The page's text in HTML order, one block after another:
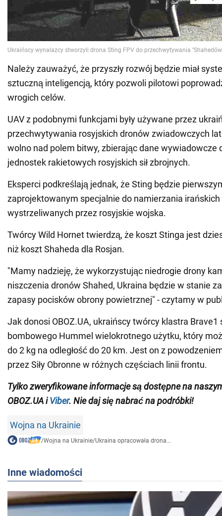
Należy zauważyć, że przyszły rozwój będzie miał
sztuczną inteligencją, który pozwoli pilotowi
wrogich celów.
UAV z podobnymi funkcjami były używane przez
przechwytywania rosyjskich dronów zwiadowczych
wolno nad polem bitwy, zbierając dane wywiadowcze
jednostek rakietowych rosyjskich sił zbrojnych.
Eksperci podkreślają jednak, że Sting będzie
zaprojektowanym specjalnie do namierzania
wystrzeliwanych przez rosyjskie wojska.
Twórcy Wild Hornet twierdzą, że koszt Stinga jest
niż koszt Shaheda dla Rosjan.
"Mamy nadzieję, że wykorzystując niedrogie drony
niszczenia dronów Shahed, Ukraina będzie w stanie
zapasy pocisków obrony powietrznej" - czytamy w
Jak donosi OBOZ.UA, ukraińscy twórcy klastra
bombowego Hummel wielokrotnego użytku, który
do 2 kg na odległość do 20 km. Jest on z
przez Siły Obronne w różnych częściach linii frontu.
Tylko zweryfikowane informacje są dostępne na
OBOZ.UA iViber. Nie daj się nabrać na podróbki!
Wojna na Ukrainie
/Wojna na Ukrainie/Ukraina opracowała drona...
Inne wiadomości